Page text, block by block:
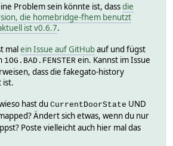
Problem sein könnte ist, dassdie
die homebridge-fhem benutzt
ist v0.6.7.
malein Issue auf GitHubauf und fügst
1OG.BAD.FENSTER ein. Kannst im Issue
dass die fakegato-history
ist.
hast du CurrentDoorState UND
Ändert sich etwas, wenn du nur
Poste vielleicht auch hier mal das